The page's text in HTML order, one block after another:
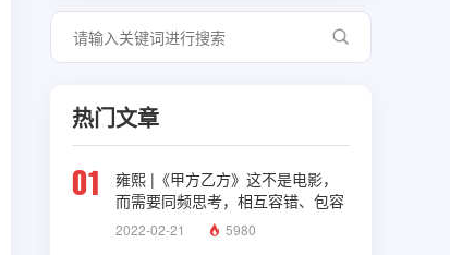
热门文章
01
雍熙 |《甲方乙方》这不是电影，
而需要同频思考，相互容错、包容
与理解
2022-02-21 5980